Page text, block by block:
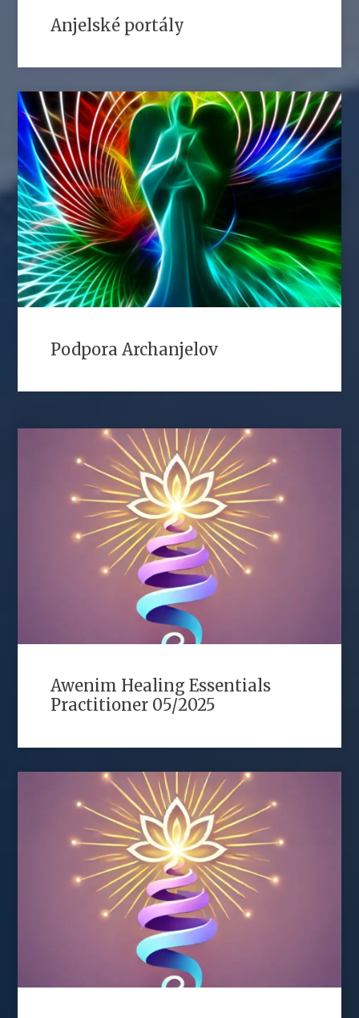
Anjelské portály
Podpora Archanjelov
Awenim Healing Essentials
Practitioner 05/2025